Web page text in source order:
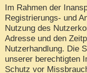
Im Rahmen der
Registrierungs- und
Nutzung des
Adresse und den
Nutzerhandlung. Die
unserer berechtigten
Schutz vor